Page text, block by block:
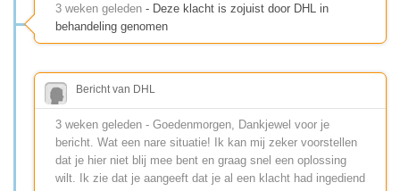
3 weken geleden - Deze klacht is zojuist door DHL in
behandeling genomen
Bericht van DHL
3 weken geleden - Goedenmorgen, Dankjewel voor je
bericht. Wat een nare situatie! Ik kan mij zeker voorstellen
dat je hier niet blij mee bent en graag snel een oplossing
wilt. Ik zie dat je aangeeft dat je al een klacht had ingediend